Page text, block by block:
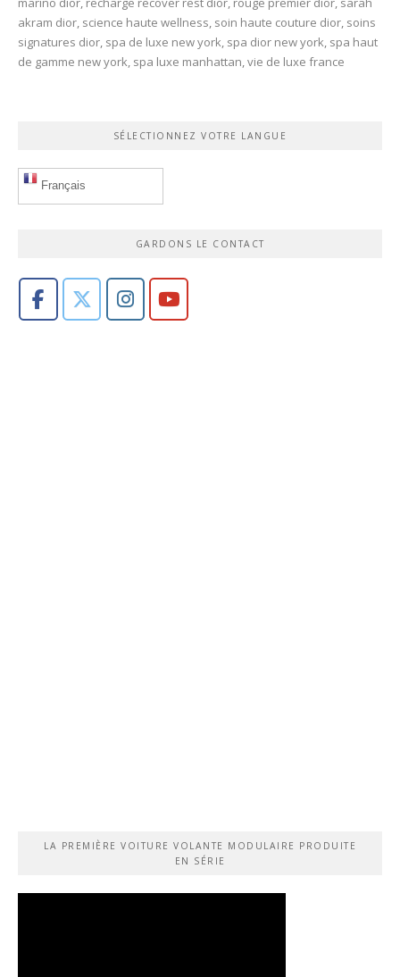
akram dior, science haute wellness, soin haute couture dior, soins
signatures dior, spa de luxe new york, spa dior new york, spa haut
de gamme new york, spa luxe manhattan,vie de luxe france
SÉLECTIONNEZ VOTRE LANGUE
Français
GARDONS LE CONTACT
LA PREMIÈRE VOITURE VOLANTE MODULAIRE PRODUITE
EN SÉRIE